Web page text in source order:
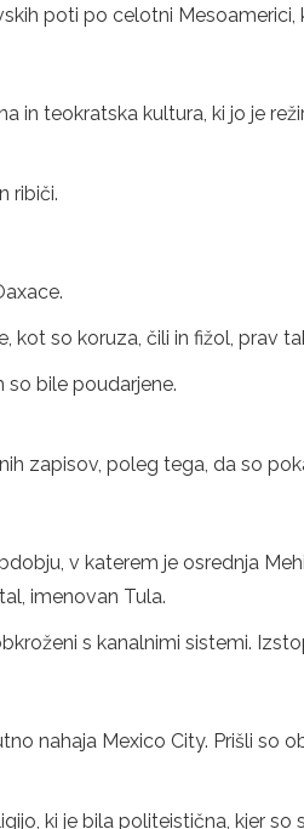
poti po celotni
teokratska kultura, ki jo je
ribiči.
so koruza, čili in fižol, prav
so bile poudarjene.
zapisov, poleg tega, da so
v katerem je osrednja
imenovan Tula.
s kanalnimi sistemi.
nahaja Mexico City. Prišli so
ki je bila politeistična, kjer so